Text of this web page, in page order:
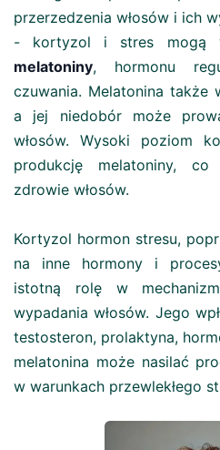
przerzedzenia włosów i ich
- kortyzol i stres mogą
melatoniny, hormonu
czuwania. Melatonina także
a jej niedobór może
włosów. Wysoki poziom
produkcję melatoniny,
zdrowie włosów​.
Kortyzol hormon stresu,
na inne hormony i
istotną rolę w
wypadania włosów. Jego
testosteron, prolaktyna,
melatonina może nasilać
w warunkach przewlekłego